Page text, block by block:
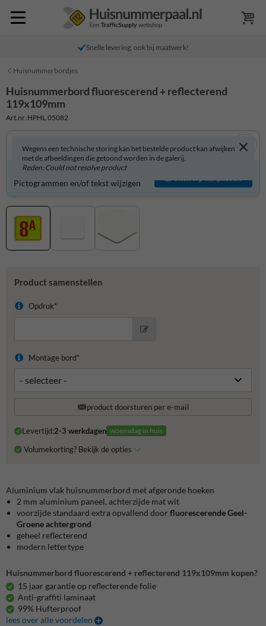
Snelle levering, ook bij maatwerk!
Huisnummerbordjes
Huisnummerbord fluorescerend + reflecterend
119x109mm
Art.nr. HPHL.05082
Wegens een technische storing kan het bestelde product kan afwijken
met de afbeeldingen die getoond worden in de galerij.
Reden: Could not resolve product
Huisnummerbord zelf aanpassen?
Pictogrammen en/of tekst wijzigen
Ontwerp aanpassen
Product samenstellen
Opdruk*
Montage bord*
product doorsturen per e-mail
Levertijd:2-3 werkdagen woensdag in huis
Volumekorting? Bekijk de opties
Aluminium vlak huisnummerbord met afgeronde hoeken
2 mm aluminium paneel, achterzijde mat wit
voorzijde standaard extra opvallend door fluorescerende Geel-
Groene achtergrond
geheel reflecterend
modern lettertype
Huisnummerbord fluorescerend + reflecterend 119x109mm kopen?
15 jaar garantie op reflecterende folie
Anti-graffiti laminaat
99% Hufterproof
lees over alle voordelen